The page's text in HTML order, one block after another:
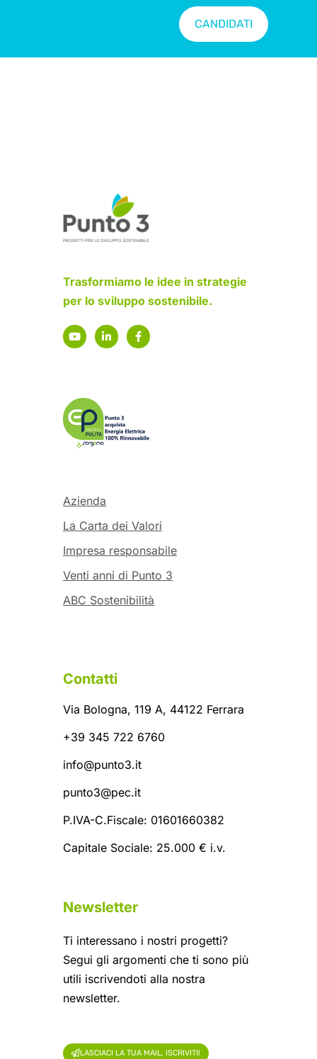
CANDIDATI
Trasformiamo le idee in strategie
per lo sviluppo sostenibile.
Azienda
La Carta dei Valori
Impresa responsabile
Venti anni di Punto 3
ABC Sostenibilità
Contatti
Via Bologna, 119 A, 44122 Ferrara
+39 345 722 6760
info@punto3.it
punto3@pec.it
P.IVA-C.Fiscale: 01601660382
Capitale Sociale: 25.000 € i.v.
Newsletter
Ti interessano i nostri progetti?
Segui gli argomenti che ti sono più
utili iscrivendoti alla nostra
newsletter.
LASCIACI LA TUA MAIL, ISCRIVITI!